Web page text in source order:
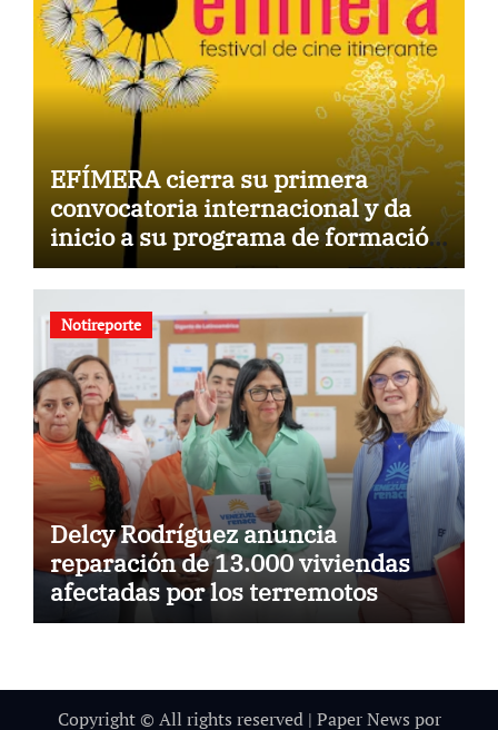
EFÍMERA cierra su primera
convocatoria internacional y da
inicio a su programa de formación
para la comunidad
Notireporte
Delcy Rodríguez anuncia
reparación de 13.000 viviendas
afectadas por los terremotos
Copyright © All rights reserved | Paper News por